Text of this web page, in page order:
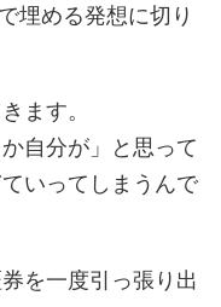
埋める発想に切り
ます。
自分が」と思って
いってしまうんで
を一度引っ張り出